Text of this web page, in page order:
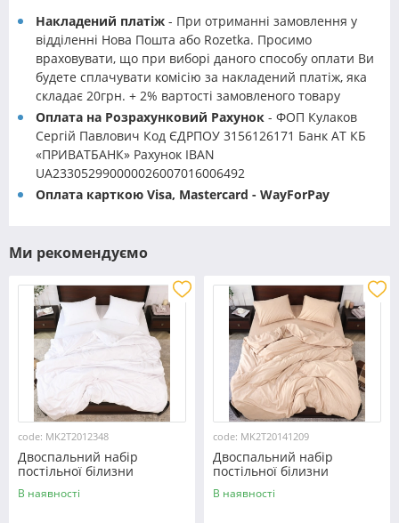
Накладений платіж - При отриманні замовлення у
відділенні Нова Пошта або Rozetka. Просимо
враховувати, що при виборі даного способу оплати Ви
будете сплачувати комісію за накладений платіж, яка
складає 20грн. + 2% вартості замовленого товару
Оплата на Розрахунковий Рахунок - ФОП Кулаков
Сергій Павлович Код ЄДРПОУ 3156126171 Банк АТ КБ
«ПРИВАТБАНК» Рахунок IBAN
UA233052990000026007016006492
Оплата карткою Visa, Mastercard - WayForPay
Ми рекомендуємо
code: MK2T2012348
Двоспальний набір
постільної білизни
180*220 із мікрофібри
№2012348 Черешенка™
В наявності
code: MK2T20141209
Двоспальний набір
постільної білизни
180*220 із мікрофібри
№20141209 Черешенка™
В наявності